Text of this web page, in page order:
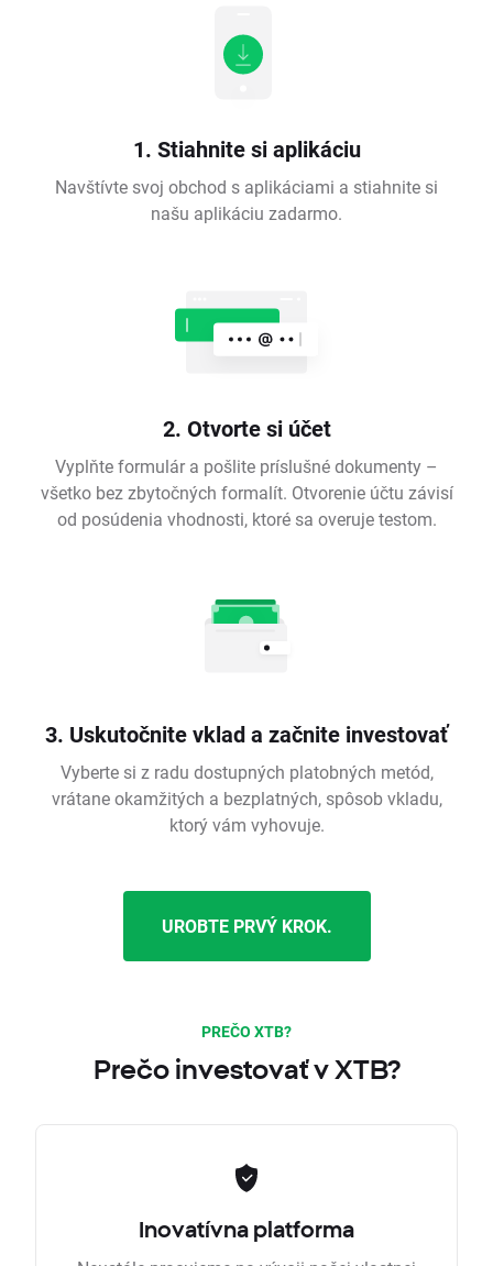
1. Stiahnite si aplikáciu
Navštívte svoj obchod s aplikáciami a stiahnite si
našu aplikáciu zadarmo.
2. Otvorte si účet
Vyplňte formulár a pošlite príslušné dokumenty –
všetko bez zbytočných formalít. Otvorenie účtu závisí
od posúdenia vhodnosti, ktoré sa overuje testom.
3. Uskutočnite vklad a začnite investovať
Vyberte si z radu dostupných platobných metód,
vrátane okamžitých a bezplatných, spôsob vkladu,
ktorý vám vyhovuje.
UROBTE PRVÝ KROK.
PREČO XTB?
Prečo investovať v XTB?
Inovatívna platforma